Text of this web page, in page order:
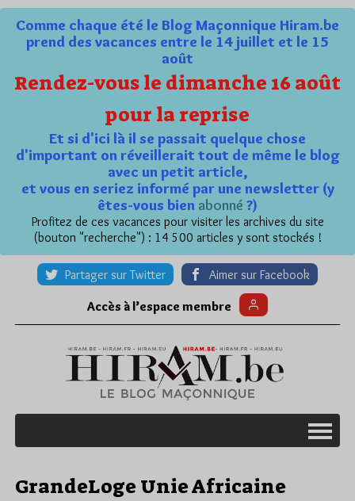
Comme chaque été le Blog Maçonnique Hiram.be
prend des vacances entre le 14 juillet et le 15
août
Rendez-vous le dimanche 16 août
pour la reprise
Et si d'ici là il se passait quelque chose
d'important on réveillerait tout de même le blog
avec un petit article,
et vous en seriez informé par une newsletter (y
êtes-vous bien abonné ?)
Profitez de ces vacances pour visiter les archives du site
(bouton "recherche") : 14 500 articles y sont stockés !
Partager sur Twitter Aimer sur Facebook
Accès à l’espace membre
GrandeLoge Unie Africaine